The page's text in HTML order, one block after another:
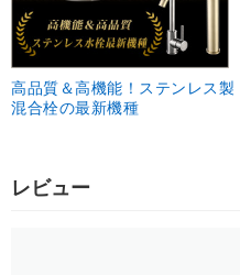
高品質＆高機能！ステンレス製
混合栓の最新機種
レビュー